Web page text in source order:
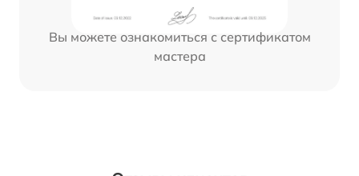
Вы можете ознакомиться с сертификатом
мастера